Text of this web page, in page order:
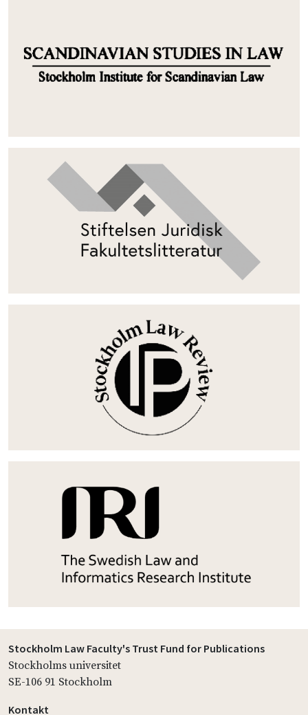
Stockholm Law Faculty's Trust Fund for Publications
Stockholms universitet
SE-106 91 Stockholm
Kontakt